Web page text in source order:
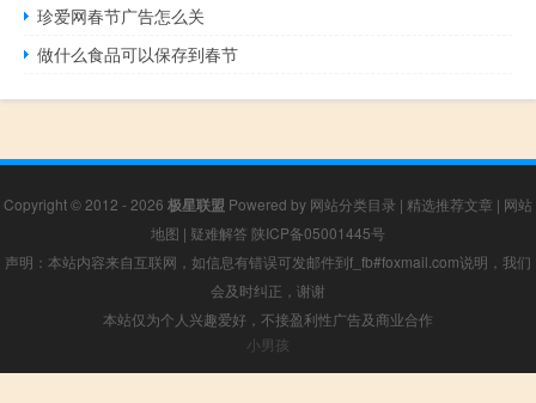
珍爱网春节广告怎么关
做什么食品可以保存到春节
Copyright © 2012 - 2026 极星联盟 Powered by 网站分类目录 | 精选推荐文章 | 网站
地图 | 疑难解答 陕ICP备05001445号
声明：本站内容来自互联网，如信息有错误可发邮件到f_fb#foxmail.com说明，我们
会及时纠正，谢谢
本站仅为个人兴趣爱好，不接盈利性广告及商业合作
小男孩